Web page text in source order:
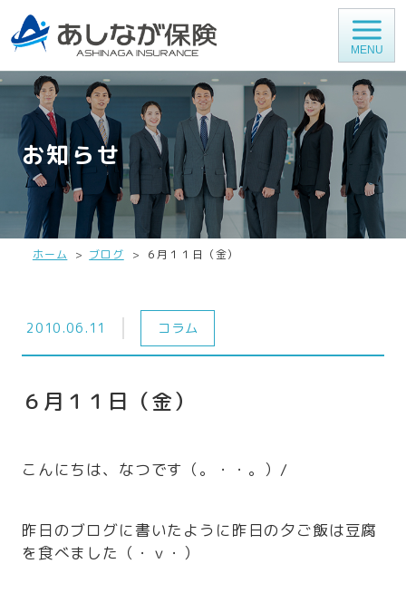
MENU
お知らせ
ホーム ブログ ６月１１日（金）
2010.06.11 コラム
６月１１日（金）
こんにちは、なつです（。・・。）/
昨日のブログに書いたように昨日の夕ご飯は豆腐
を食べました（・ｖ・）